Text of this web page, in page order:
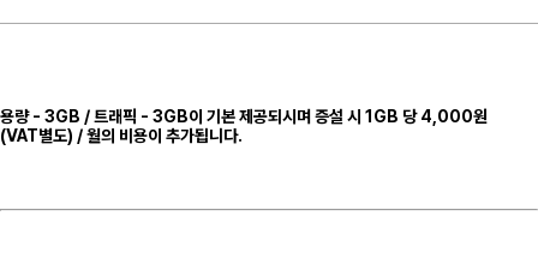
용량 - 3GB / 트래픽 - 3GB이 기본 제공되시며 증설 시 1GB 당 4,000원
(VAT별도) / 월의 비용이 추가됩니다.